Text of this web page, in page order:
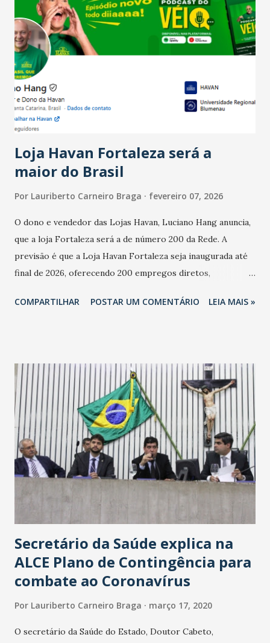
país tem a menor taxa de desemprego dos anos recentes.
Ainda segundo a Pesquisa, em novembro de 2025, 40% dos
bares e restaurantes operaram com lucro e outros 40%
registraram equilíbrio financeiro. Já o percentual de
estabelecimentos no prejuízo ficou em 19%, pouco abaixo
do observado no mês anterior. Outros 1% não existiam em
novembro. Em relação a outubro, o faturamento também
cresceu. De acordo com a pesquisa, 44% dos n...
Loja Havan Fortaleza será a
maior do Brasil
Por Lauriberto Carneiro Braga fevereiro 07, 2026
O dono e vendedor das Lojas Havan, Luciano Hang anuncia,
que a loja Fortaleza será a de número 200 da Rede. A
previsão é que a Loja Havan Fortaleza seja inaugurada até
final de 2026, oferecendo 200 empregos diretos,
Havan Fortaleza ainda não foi anunciada oficialmente, mas
COMPARTILHAR POSTAR UM COMENTÁRIO LEIA MAIS »
Secretário da Saúde explica na
ALCE Plano de Contingência para
combate ao Coronavírus
Por Lauriberto Carneiro Braga março 17, 2020
O secretário da Saúde do Estado, Doutor Cabeto,